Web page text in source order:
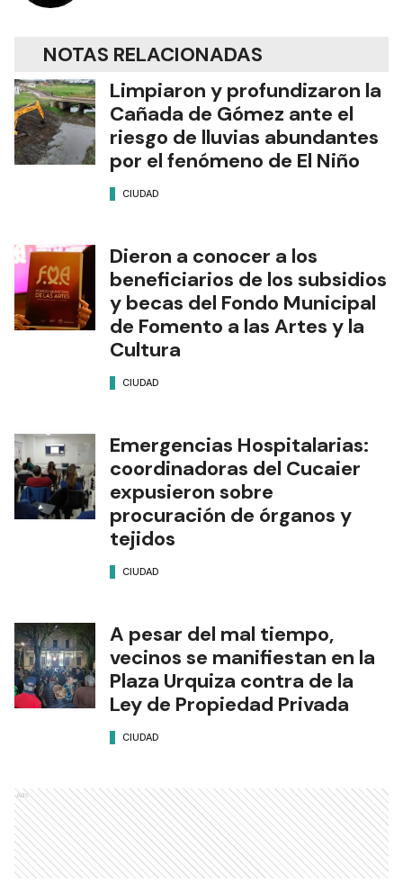
NOTAS RELACIONADAS
Limpiaron y profundizaron la
Cañada de Gómez ante el
riesgo de lluvias abundantes
por el fenómeno de El Niño
CIUDAD
Dieron a conocer a los
beneficiarios de los subsidios
y becas del Fondo Municipal
de Fomento a las Artes y la
Cultura
CIUDAD
Emergencias Hospitalarias:
coordinadoras del Cucaier
expusieron sobre
procuración de órganos y
tejidos
CIUDAD
A pesar del mal tiempo,
vecinos se manifiestan en la
Plaza Urquiza contra de la
Ley de Propiedad Privada
CIUDAD
Ads